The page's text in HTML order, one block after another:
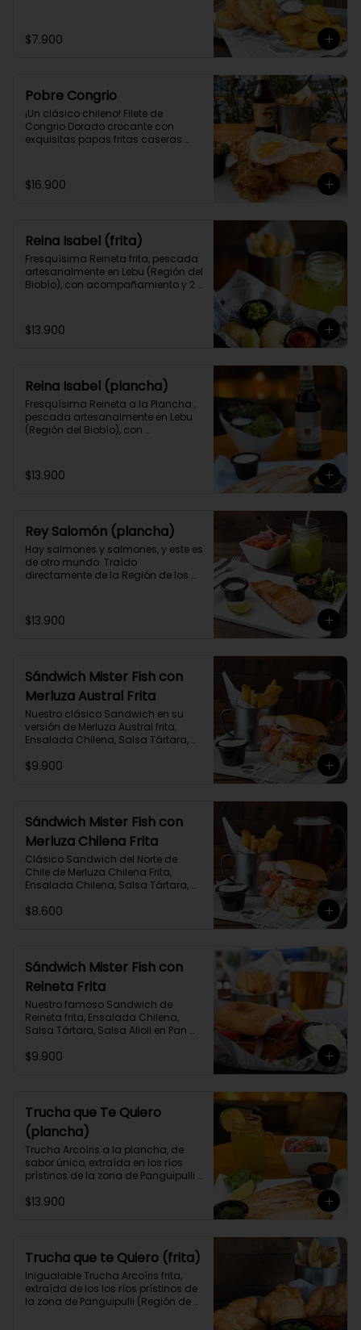
$7.900
Pobre Congrio
¡Un clásico chileno! Filete de
Congrio Dorado crocante con
exquisitas papas fritas caseras
$16.900
Reina Isabel (frita)
Fresquísima Reineta frita, pescada
artesanalmente en Lebu (Región del
Biobío), con acompañamiento y 2
$13.900
Reina Isabel (plancha)
Fresquísima Reineta a la Plancha ,
pescada artesanalmente en Lebu
(Región del Biobío), con
$13.900
Rey Salomón (plancha)
Hay salmones y salmones, y este es
de otro mundo. Traído
directamente de la Región de los
elección.
$13.900
Sándwich Mister Fish con
Merluza Austral Frita
Nuestro clásico Sandwich en su
versión de Merluza Austral frita,
Ensalada Chilena, Salsa Tártara,
acompañado de Papas Fritas y
$9.900
Sándwich Mister Fish con
Merluza Chilena Frita
Clásico Sandwich del Norte de
Chile de Merluza Chilena Frita,
Ensalada Chilena, Salsa Tártara,
acompañado de Papas Fritas y
$8.600
Sándwich Mister Fish con
Reineta Frita
Nuestro famoso Sandwich de
Reineta frita, Ensalada Chilena,
Salsa Tártara, Salsa Alioli en Pan
Papas Fritas y salsa adicional de
$9.900
Trucha que Te Quiero
(plancha)
Trucha Arcoíris a la plancha, de
sabor único, extraída en los ríos
prístinos de la zona de Panguipulli
de tu guarnición y 2 salsas
$13.900
Trucha que te Quiero (frita)
Inigualable Trucha Arcoíris frita,
extraída de los los ríos prístinos de
la zona de Panguipulli (Región de